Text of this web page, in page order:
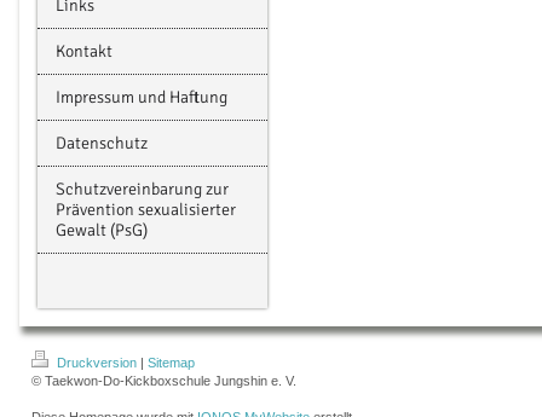
Links
Kontakt
Impressum und Haftung
Datenschutz
Schutzvereinbarung zur
Prävention sexualisierter
Gewalt (PsG)
Druckversion | Sitemap
© Taekwon-Do-Kickboxschule Jungshin e. V.